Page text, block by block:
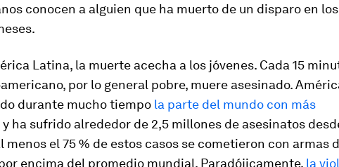
conocen a alguien que ha muerto de un disparo en los
Latina, la muerte acecha a los jóvenes. Cada 15
por lo general pobre, muere asesinado.
durante mucho tiempo la parte del mundo con más
y ha sufrido alrededor de 2,5 millones de asesinatos
menos el 75 % de estos casos se cometieron con armas
encima del promedio mundial. Paradójicamente, la